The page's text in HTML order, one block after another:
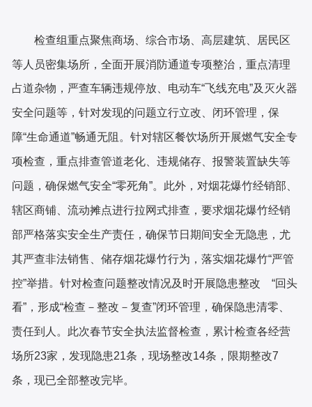
检查组重点聚焦商场、综合市场、高层建筑、居民区
等人员密集场所，全面开展消防通道专项整治，重点清理
占道杂物，严查车辆违规停放、电动车“飞线充电”及灭火器
安全问题等，针对发现的问题立行立改、闭环管理，保
障“生命通道”畅通无阻。针对辖区餐饮场所开展燃气安全专
项检查，重点排查管道老化、违规储存、报警装置缺失等
问题，确保燃气安全“零死角”。此外，对烟花爆竹经销部、
辖区商铺、流动摊点进行拉网式排查，要求烟花爆竹经销
部严格落实安全生产责任，确保节日期间安全无隐患，尤
其严查非法销售、储存烟花爆竹行为，落实烟花爆竹“严管
控”举措。针对检查问题整改情况及时开展隐患整改 “回头
看”，形成“检查－整改－复查”闭环管理，确保隐患清零、
责任到人。此次春节安全执法监督检查，累计检查各经营
场所23家，发现隐患21条，现场整改14条，限期整改7
条，现已全部整改完毕。